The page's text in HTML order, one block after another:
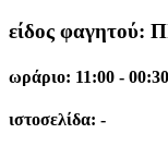
είδος φαγητού:
ωράριο: 11:00 - 00:30
ιστοσελίδα: -